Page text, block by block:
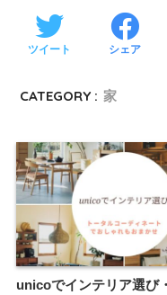
ツイート シェア
CATEGORY : 家
unicoでインテリア選び